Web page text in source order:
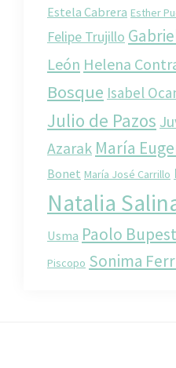
Estela Cabrera Esther
Felipe Trujillo
León Helena
Bosque Isabel
Julio de Pazos
Azarak María
Bonet María José Carrillo
Natalia
Usma Paolo
Piscopo Sonima